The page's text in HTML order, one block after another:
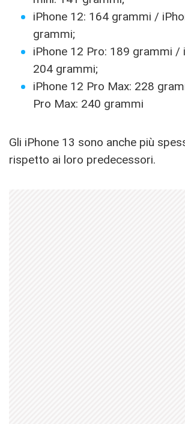
iPhone 12: 164 grammi /
grammi;
iPhone 12 Pro: 189 grammi /
204 grammi;
iPhone 12 Pro Max: 228
Pro Max: 240 grammi
Gli iPhone 13 sono anche più
rispetto ai loro predecessori.